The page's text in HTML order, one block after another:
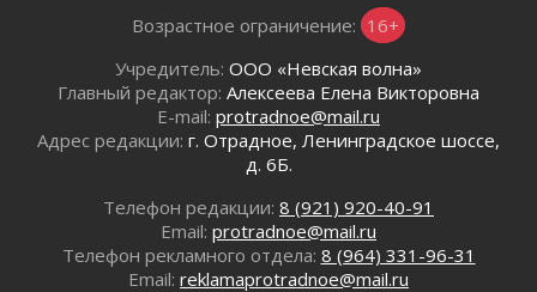
В Ленобласти открылась экспозиция к 150-
летию Билибина
01 августа 2026
Лето без гаджетов
01 августа 2026
Болезнь девственниц и вампиров
01 августа 2026
Безмолвный крик о помощи
01 августа 2026
Возрастное ограничение: 16+
Учредитель: ООО «Невская волна»
Главный редактор: Алексеева Елена Викторовна
E-mail: protradnoe@mail.ru
Адрес редакции: г. Отрадное, Ленинградское шоссе,
д. 6Б.
Телефон редакции: 8 (921) 920-40-91
Email: protradnoe@mail.ru
Телефон рекламного отдела: 8 (964) 331-96-31
Email: reklamaprotradnoe@mail.ru